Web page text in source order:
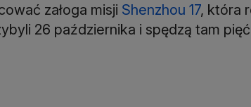
załoga misji Shenzhou 17, która
26 października i spędzą tam